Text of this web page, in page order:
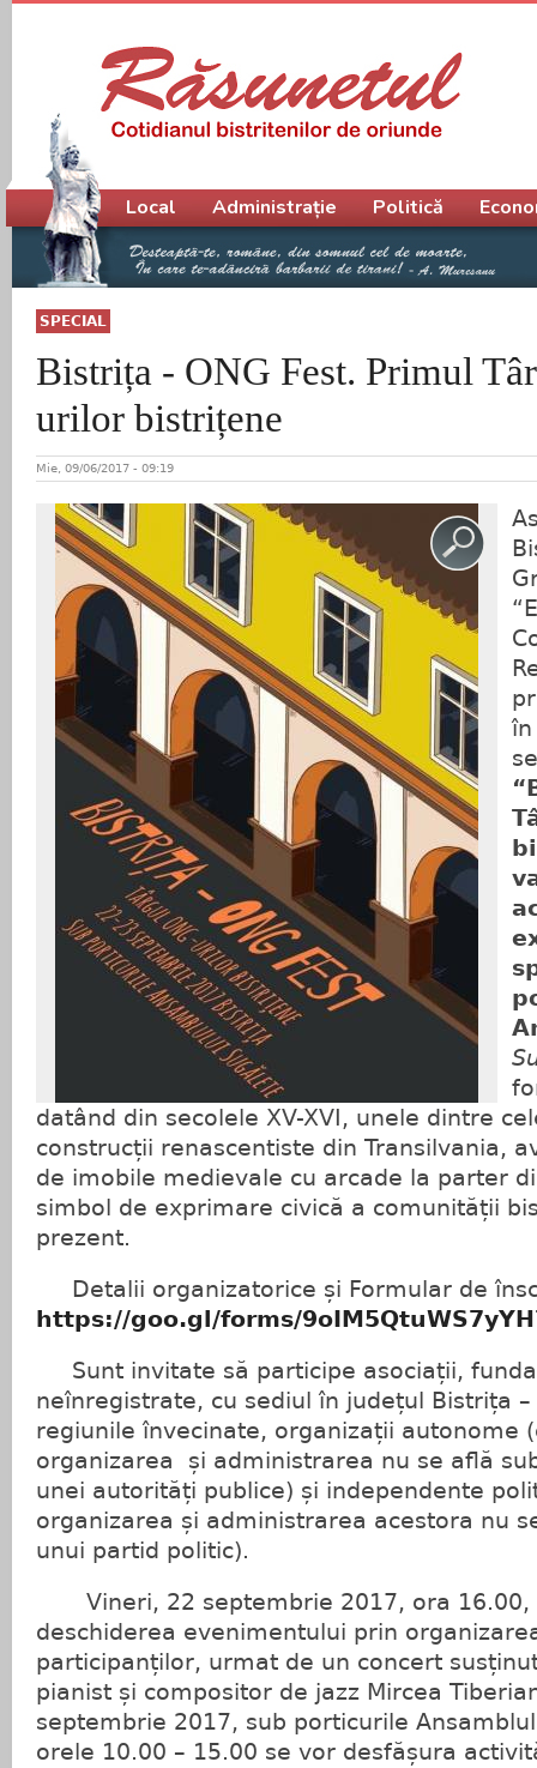
SPECIAL
Bistrița - ONG Fest. Primul
urilor bistrițene
Mie, 09/06/2017 - 09:19
în
T
datând din secolele XV-XVI, unele dintre
construcții renascentiste din Transilvania,
de imobile medievale cu arcade la parter
simbol de exprimare civică a comunității
prezent.
Detalii organizatorice și Formular de
https://goo.gl/forms/
Sunt invitate să participe asociații,
neînregistrate, cu sediul în județul Bistrița –
regiunile învecinate, organizații autonome
organizarea și administrarea nu se află
unei autorități publice) și independente
organizarea și administrarea acestora nu
unui partid politic).
Vineri, 22 septembrie 2017, ora 16.00,
deschiderea evenimentului prin
participanților, urmat de un concert
pianist și compositor de jazz Mircea
septembrie 2017, sub porticurile
orele 10.00 – 15.00 se vor desfășura
Meniu principal
Local Administrație Politică